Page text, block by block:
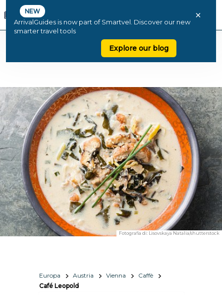
NEW
ArrivalGuides is now part of Smartvel. Discover our new
smarter travel tools
Explore our blog
×
Fotografia di: Lisovskaya Natalia/shutterstock
Europa Austria Vienna
Caffè
Café Leopold